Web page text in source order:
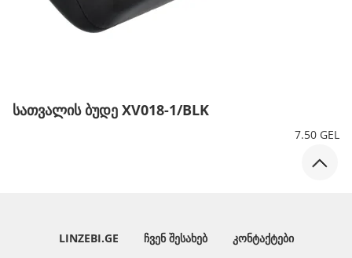
სათვალის ბუდე XV018-1/BLK
7.50 GEL
LINZEBI.GE ᲩᲕᲔᲜ ᲨᲔᲡᲐᲮᲔᲑ ᲙᲝᲜᲢᲐᲥᲢᲔᲑᲘ